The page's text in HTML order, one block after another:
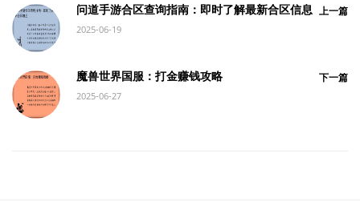
问道手游合区查询指南：即时了解最新合区信息
2025-06-19
上一篇
魔兽世界国服：打金赚钱攻略
2025-06-27
下一篇